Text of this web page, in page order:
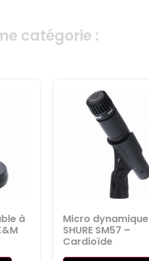
catégorie :
à
Micro dynamique
SHURE SM57 –
Cardioïde